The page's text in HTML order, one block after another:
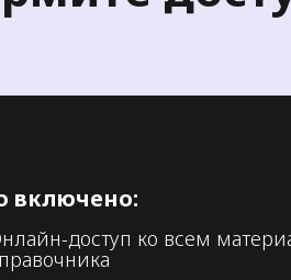
доступ ко всем
включено: